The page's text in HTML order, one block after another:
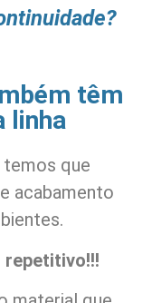
têm
linha
temos que
acabamento
repetitivo!!!